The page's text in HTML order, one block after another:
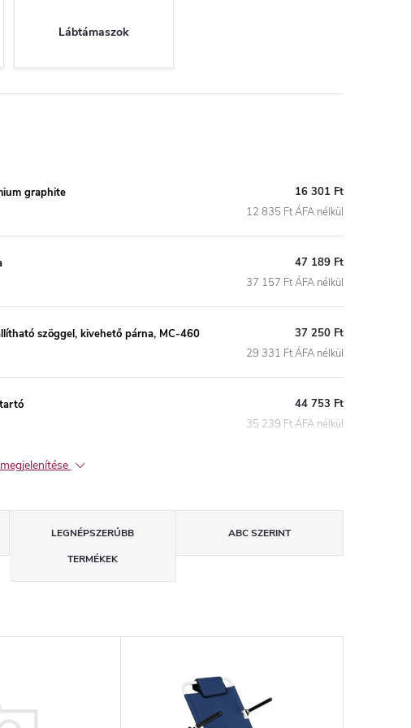
Lábtámaszok
graphite
16 301 Ft
12 835 Ft ÁFA nélkül
47 189 Ft
37 157 Ft ÁFA nélkül
szöggel, kivehető párna, MC-460
37 250 Ft
29 331 Ft ÁFA nélkül
44 753 Ft
35 239 Ft ÁFA nélkül
LEGNÉPSZERŰBB
TERMÉKEK
ABC SZERINT